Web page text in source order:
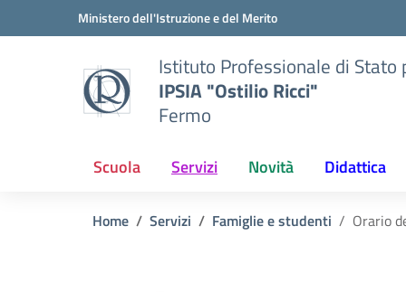
Vai ai contenuti
Vai al menu di navigazioneMinistero dell'Istruzione e del Merito
Istituto Professionale di
IPSIA "Ostilio Ricci"
Fermo
Scuola Servizi Novità Didattica
Home Servizi Famiglie e studenti Orario